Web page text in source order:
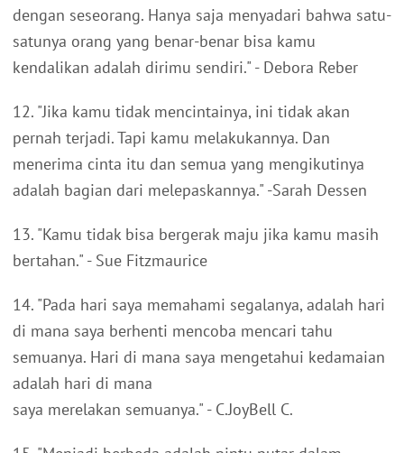
dengan seseorang. Hanya saja menyadari bahwa satu-
satunya orang yang benar-benar bisa kamu
kendalikan adalah dirimu sendiri." - Debora Reber
12. "Jika kamu tidak mencintainya, ini tidak akan
pernah terjadi. Tapi kamu melakukannya. Dan
menerima cinta itu dan semua yang mengikutinya
adalah bagian dari melepaskannya." -Sarah Dessen
13. "Kamu tidak bisa bergerak maju jika kamu masih
bertahan." - Sue Fitzmaurice
14. "Pada hari saya memahami segalanya, adalah hari
di mana saya berhenti mencoba mencari tahu
semuanya. Hari di mana saya mengetahui kedamaian
adalah hari di mana
saya merelakan semuanya." - C.JoyBell C.